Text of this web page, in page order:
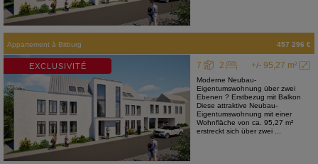
Appartement à Bitburg 457 296 €
EXCLUSIVITÉ +/- 95,27 m²
7 2
Moderne Neubau-
Eigentumswohnung über zwei
Ebenen ? Erstbezug mit Balkon
Diese attraktive Neubau-
Eigentumswohnung mit einer
Wohnfläche von ca. 95,27 m²
erstreckt sich über zwei ...